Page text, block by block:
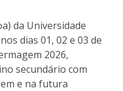
da Universidade
dias 01, 02 e 03 de
2026,
secundário com
e na futura